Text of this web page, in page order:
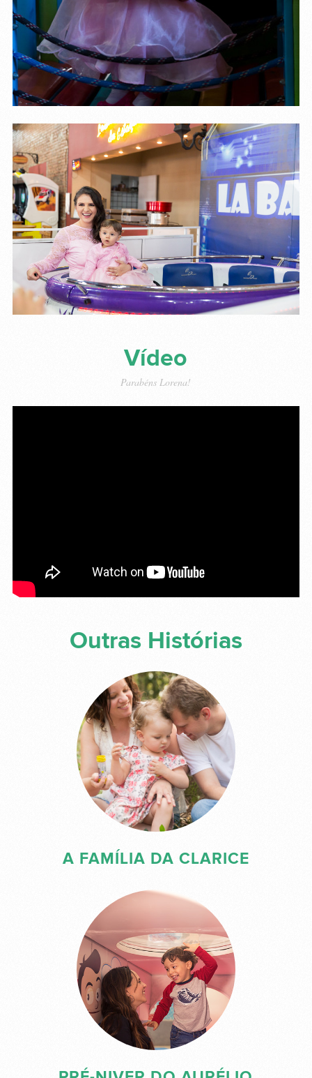
Vídeo
Parabéns Lorena!
Outras Histórias
A FAMÍLIA DA CLARICE